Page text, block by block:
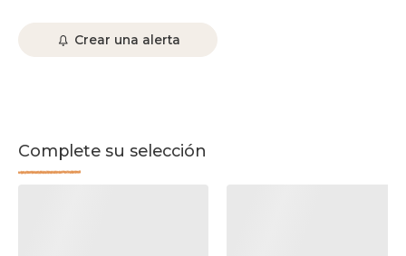
Crear una alerta
Complete su selección